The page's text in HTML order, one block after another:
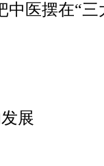
医摆在“三
展